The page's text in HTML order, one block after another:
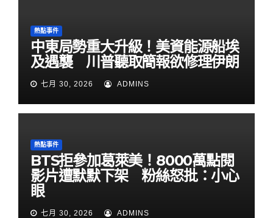
熱點事件
中東局勢重大升級！美資能源船埃
及遇襲 川普聽取簡報欲修理伊朗
七月 30, 2026 ADMINS
熱點事件
BTS拒參加葛萊美！8000萬點閱
影片遭默默下架 粉絲怒批：小心
眼
七月 30, 2026 ADMINS